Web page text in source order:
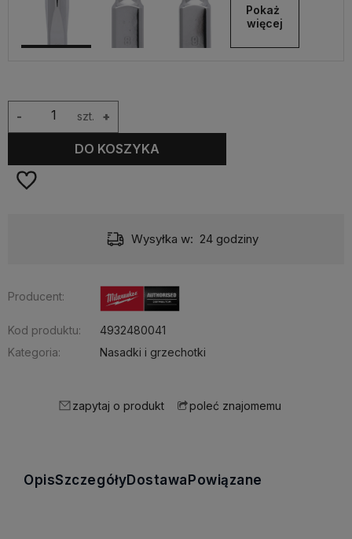
Pokaż
więcej
szt. +
-
DO KOSZYKA
Wysyłka w: 24 godziny
Producent:
Kod produktu:
4932480041
Kategoria:
Nasadki i grzechotki
zapytaj o produkt poleć znajomemu
OpisSzczegółyDostawaPowiązane